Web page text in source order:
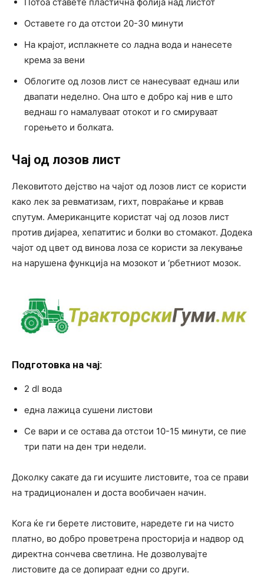
Потоа ставете пластична фолија над листот
Оставете го да отстои 20-30 минути
На крајот, исплакнете со ладна вода и нанесете
крема за вени
Облогите од лозов лист се нанесуваат еднаш или
двапати неделно. Она што е добро кај нив е што
веднаш го намалуваат отокот и го смируваат
горењето и болката.
Чај од лозов лист
Лековитото дејство на чајот од лозов лист се користи
како лек за ревматизам, гихт, повраќање и крвав
спутум. Американците користат чај од лозов лист
против дијареа, хепатитис и болки во стомакот. Додека
чајот од цвет од винова лоза се користи за лекување
на нарушена функција на мозокот и ‘рбетниот мозок.
Подготовка на чај:
2 dl вода
една лажица сушени листови
Се вари и се остава да отстои 10-15 минути, се пие
три пати на ден три недели.
Доколку сакате да ги исушите листовите, тоа се прави
на традиционален и доста вообичаен начин.
Кога ќе ги берете листовите, наредете ги на чисто
платно, во добро проветрена просторија и надвор од
директна сончева светлина. Не дозволувајте
листовите да се допираат едни со други.